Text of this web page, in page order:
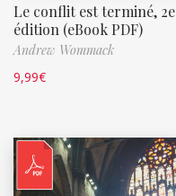
Le conflit est terminé, 2e
édition (eBook PDF)
Andrew Wommack
9,99€